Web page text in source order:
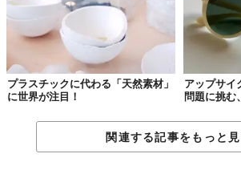
の私の感想です。未来の世代に、もっと
た地球を残したい。その思いが、私の原
のです」
Licensed material used
TABI LABO
この世界は、もっと広いは
プラスチックに代わる「天然素材」
に世界が注目！
アップサイ
問題に挑む
関連する記事をもっと見